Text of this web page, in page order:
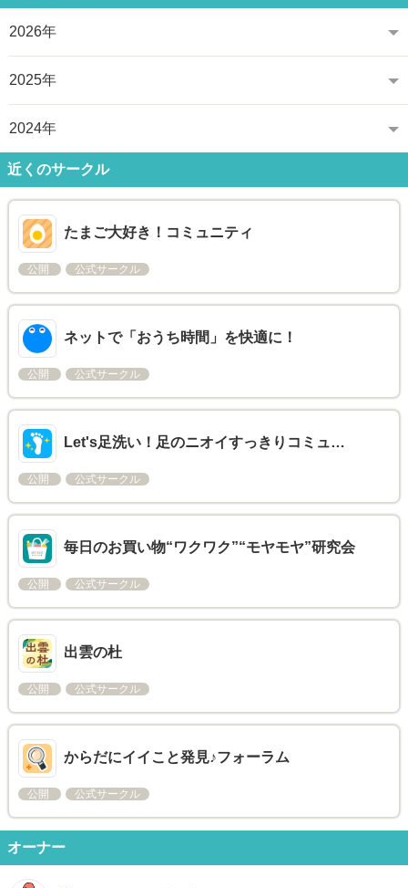
2026年
2025年
2024年
近くのサークル
たまご大好き！コミュニティ
公開 公式サークル
ネットで「おうち時間」を快適に！
公開 公式サークル
Let's足洗い！足のニオイすっきりコミュ…
公開 公式サークル
毎日のお買い物“ワクワク”“モヤモヤ”研究会
公開 公式サークル
出雲の杜
公開 公式サークル
からだにイイこと発見♪フォーラム
公開 公式サークル
オーナー